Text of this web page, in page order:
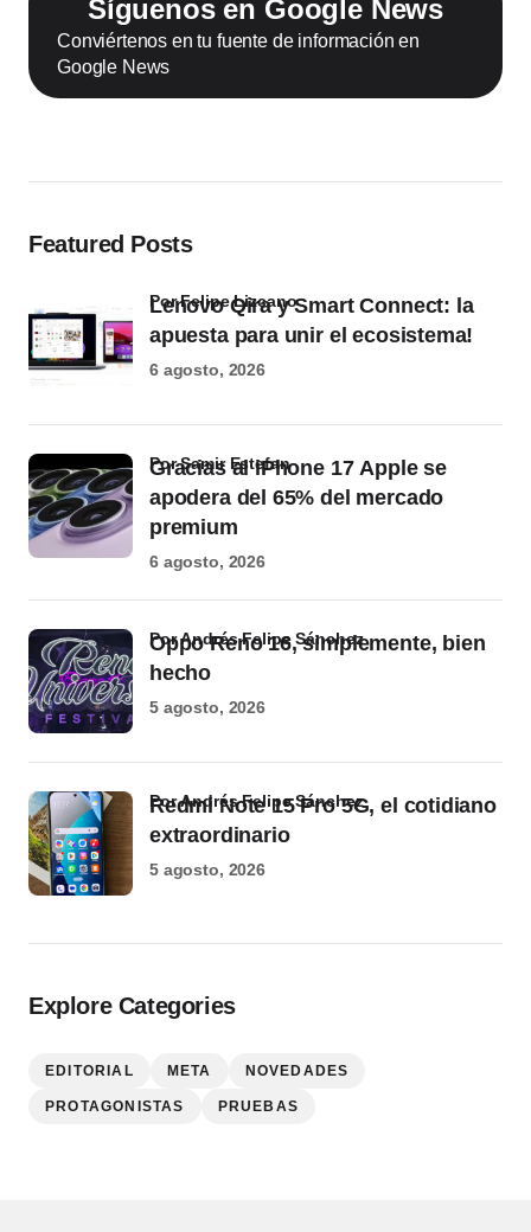
Síguenos en Google News
Conviértenos en tu fuente de información en
Google News
Featured Posts
Lenovo Qira y Smart Connect: la
apuesta para unir el ecosistema!
por Felipe Lizcano
6 agosto, 2026
Gracias al iPhone 17 Apple se
apodera del 65% del mercado
premium
por Samir Estefan
6 agosto, 2026
Oppo Reno 16, simplemente, bien
hecho
por Andrés Felipe Sánchez
5 agosto, 2026
Redmi Note 15 Pro 5G, el cotidiano
extraordinario
por Andrés Felipe Sánchez
5 agosto, 2026
Explore Categories
EDITORIAL META NOVEDADES
PROTAGONISTAS PRUEBAS